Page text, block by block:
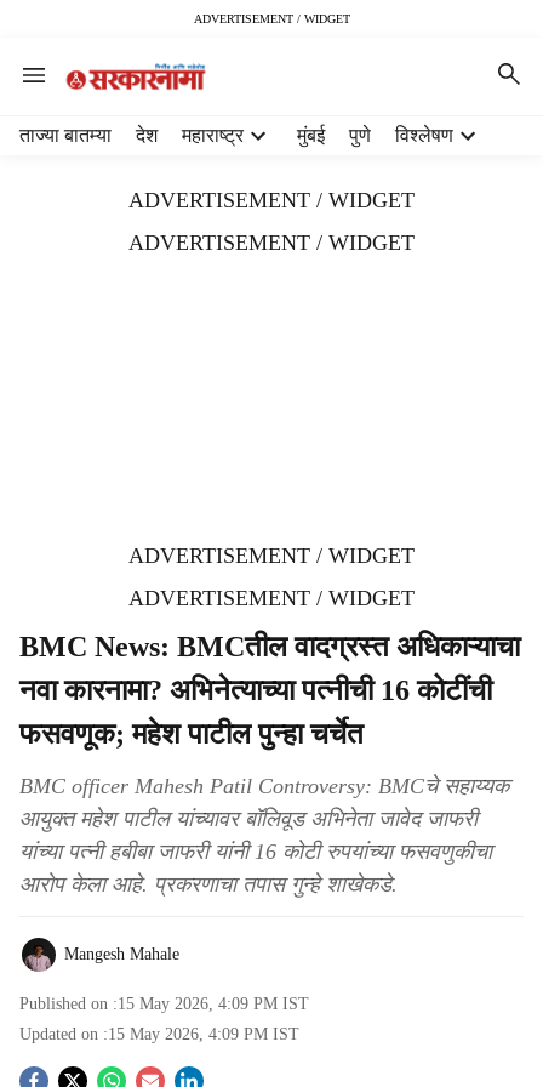
ADVERTISEMENT / WIDGET
ताज्या बातम्या देश महाराष्ट्र मुंबई पुणे विश्लेषण
ADVERTISEMENT / WIDGET
ADVERTISEMENT / WIDGET
ADVERTISEMENT / WIDGET
ADVERTISEMENT / WIDGET
BMC News: BMCतील वादग्रस्त अधिकाऱ्याचा
नवा कारनामा? अभिनेत्याच्या पत्नीची 16 कोटींची
फसवणूक; महेश पाटील पुन्हा चर्चेत
BMC officer Mahesh Patil Controversy: BMCचे सहाय्यक
आयुक्त महेश पाटील यांच्यावर बॉलिवूड अभिनेता जावेद जाफरी
यांच्या पत्नी हबीबा जाफरी यांनी 16 कोटी रुपयांच्या फसवणुकीचा
आरोप केला आहे. प्रकरणाचा तपास गुन्हे शाखेकडे.
Mangesh Mahale
Published on :15 May 2026, 4:09 PM IST
Updated on :15 May 2026, 4:09 PM IST